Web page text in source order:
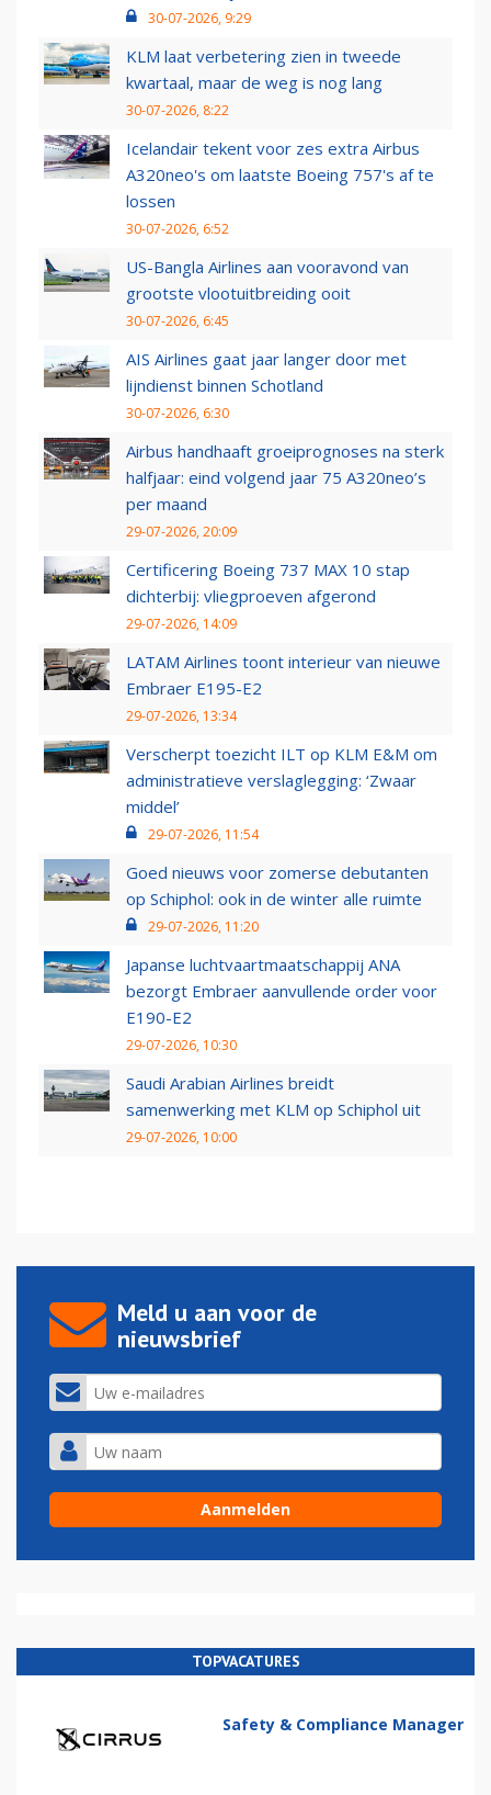
30-07-2026, 9:29
KLM laat verbetering zien in tweede
kwartaal, maar de weg is nog lang
30-07-2026, 8:22
Icelandair tekent voor zes extra Airbus
A320neo's om laatste Boeing 757's af te
lossen
30-07-2026, 6:52
US-Bangla Airlines aan vooravond van
grootste vlootuitbreiding ooit
30-07-2026, 6:45
AIS Airlines gaat jaar langer door met
lijndienst binnen Schotland
30-07-2026, 6:30
Airbus handhaaft groeiprognoses na sterk
halfjaar: eind volgend jaar 75 A320neo’s
per maand
29-07-2026, 20:09
Certificering Boeing 737 MAX 10 stap
dichterbij: vliegproeven afgerond
29-07-2026, 14:09
LATAM Airlines toont interieur van nieuwe
Embraer E195-E2
29-07-2026, 13:34
Verscherpt toezicht ILT op KLM E&M om
administratieve verslaglegging: ‘Zwaar
middel’
29-07-2026, 11:54
Goed nieuws voor zomerse debutanten
op Schiphol: ook in de winter alle ruimte
29-07-2026, 11:20
Japanse luchtvaartmaatschappij ANA
bezorgt Embraer aanvullende order voor
E190-E2
29-07-2026, 10:30
Saudi Arabian Airlines breidt
samenwerking met KLM op Schiphol uit
29-07-2026, 10:00
Meld u aan voor de
nieuwsbrief
TOPVACATURES
Safety & Compliance Manager